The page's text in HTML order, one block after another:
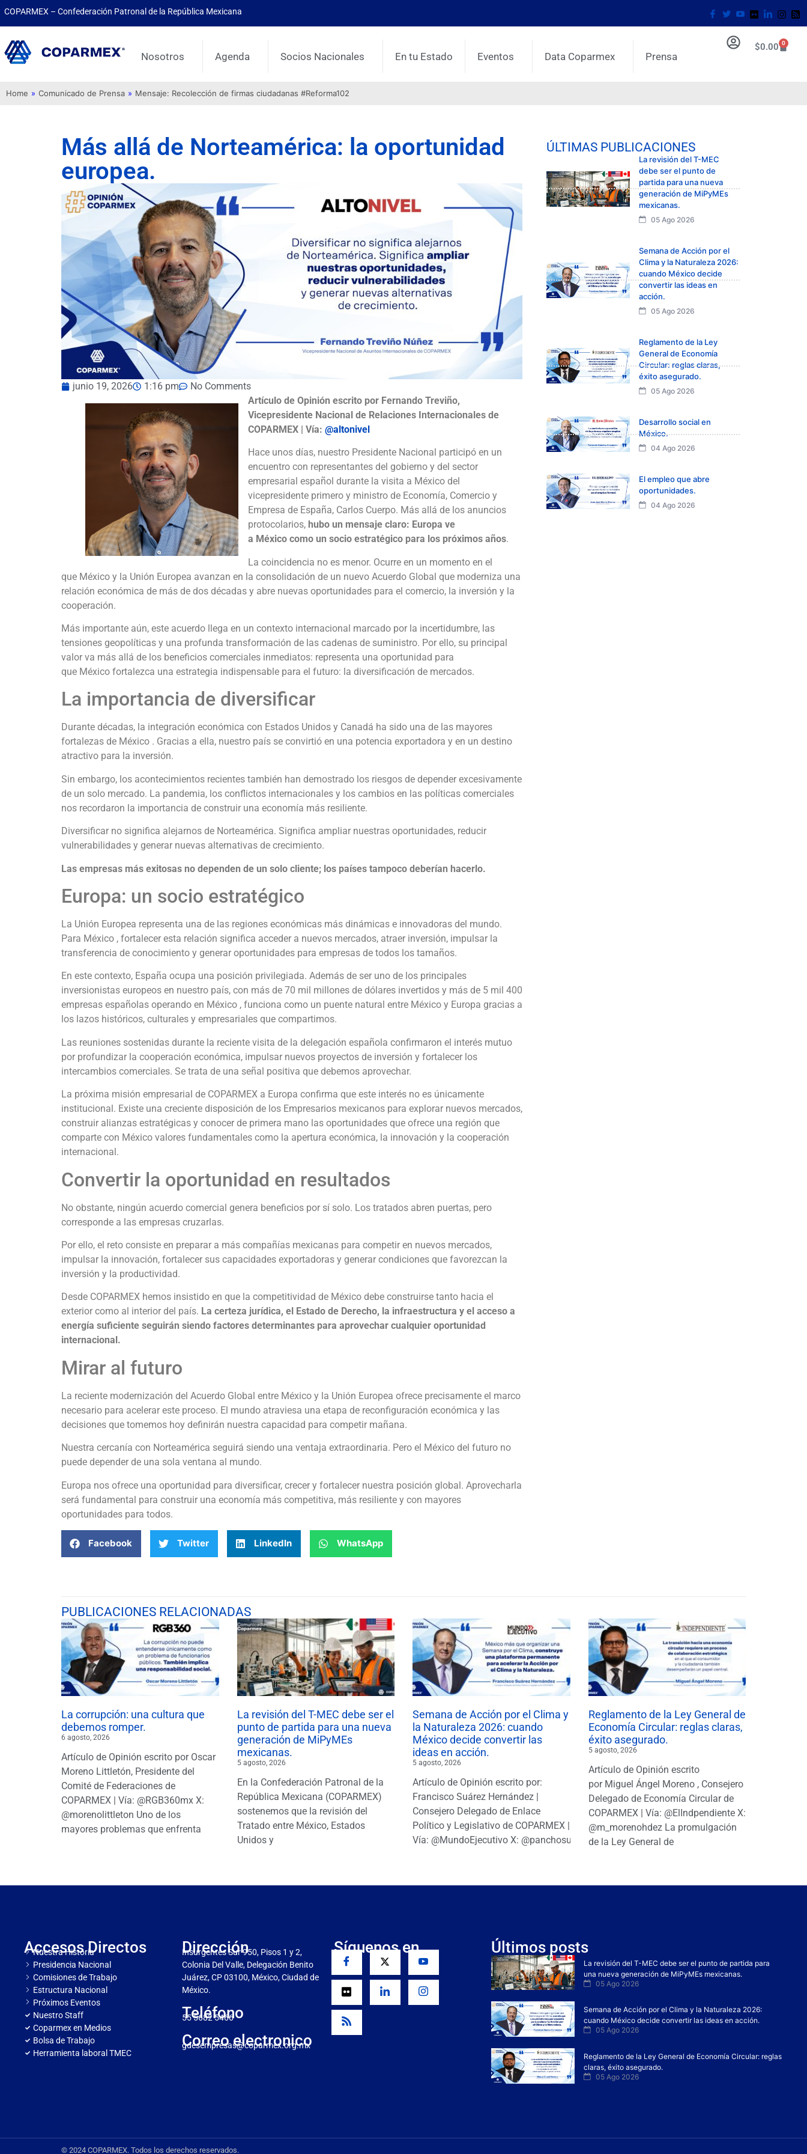
COPARMEX – Confederación Patronal de la República Mexicana
Nosotros Agenda Socios Nacionales En tu Estado Eventos Data Coparmex Prensa
$0.00 0
Home » Comunicado de Prensa » Mensaje: Recolección de firmas ciudadanas #Reforma102
Más allá de Norteamérica: la oportunidad
europea.
junio 19, 2026 1:16 pm
No Comments
Artículo de Opinión escrito por Fernando Treviño,
Vicepresidente Nacional de Relaciones Internacionales de
COPARMEX | Vía: @altonivel
Hace unos días, nuestro Presidente Nacional participó en un
encuentro con representantes del gobierno y del sector
empresarial español durante la visita a México del
vicepresidente primero y ministro de Economía, Comercio y
Empresa de España, Carlos Cuerpo. Más allá de los anuncios
protocolarios, hubo un mensaje claro: Europa ve
a México como un socio estratégico para los próximos años.
La coincidencia no es menor. Ocurre en un momento en el
que México y la Unión Europea avanzan en la consolidación de un nuevo Acuerdo Global que moderniza una
relación económica de más de dos décadas y abre nuevas oportunidades para el comercio, la inversión y la
cooperación.
Más importante aún, este acuerdo llega en un contexto internacional marcado por la incertidumbre, las
tensiones geopolíticas y una profunda transformación de las cadenas de suministro. Por ello, su principal
valor va más allá de los beneficios comerciales inmediatos: representa una oportunidad para
que México fortalezca una estrategia indispensable para el futuro: la diversificación de mercados.
La importancia de diversificar
Durante décadas, la integración económica con Estados Unidos y Canadá ha sido una de las mayores
fortalezas de México . Gracias a ella, nuestro país se convirtió en una potencia exportadora y en un destino
atractivo para la inversión.
Sin embargo, los acontecimientos recientes también han demostrado los riesgos de depender excesivamente
de un solo mercado. La pandemia, los conflictos internacionales y los cambios en las políticas comerciales
nos recordaron la importancia de construir una economía más resiliente.
Diversificar no significa alejarnos de Norteamérica. Significa ampliar nuestras oportunidades, reducir
vulnerabilidades y generar nuevas alternativas de crecimiento.
Las empresas más exitosas no dependen de un solo cliente; los países tampoco deberían hacerlo.
Europa: un socio estratégico
La Unión Europea representa una de las regiones económicas más dinámicas e innovadoras del mundo.
Para México , fortalecer esta relación significa acceder a nuevos mercados, atraer inversión, impulsar la
transferencia de conocimiento y generar oportunidades para empresas de todos los tamaños.
En este contexto, España ocupa una posición privilegiada. Además de ser uno de los principales
inversionistas europeos en nuestro país, con más de 70 mil millones de dólares invertidos y más de 5 mil 400
empresas españolas operando en México , funciona como un puente natural entre México y Europa gracias a
los lazos históricos, culturales y empresariales que compartimos.
Las reuniones sostenidas durante la reciente visita de la delegación española confirmaron el interés mutuo
por profundizar la cooperación económica, impulsar nuevos proyectos de inversión y fortalecer los
intercambios comerciales. Se trata de una señal positiva que debemos aprovechar.
La próxima misión empresarial de COPARMEX a Europa confirma que este interés no es únicamente
institucional. Existe una creciente disposición de los Empresarios mexicanos para explorar nuevos mercados,
construir alianzas estratégicas y conocer de primera mano las oportunidades que ofrece una región que
comparte con México valores fundamentales como la apertura económica, la innovación y la cooperación
internacional.
Convertir la oportunidad en resultados
No obstante, ningún acuerdo comercial genera beneficios por sí solo. Los tratados abren puertas, pero
corresponde a las empresas cruzarlas.
Por ello, el reto consiste en preparar a más compañías mexicanas para competir en nuevos mercados,
impulsar la innovación, fortalecer sus capacidades exportadoras y generar condiciones que favorezcan la
inversión y la productividad.
Desde COPARMEX hemos insistido en que la competitividad de México debe construirse tanto hacia el
exterior como al interior del país. La certeza jurídica, el Estado de Derecho, la infraestructura y el acceso a
energía suficiente seguirán siendo factores determinantes para aprovechar cualquier oportunidad
internacional.
Mirar al futuro
La reciente modernización del Acuerdo Global entre México y la Unión Europea ofrece precisamente el marco
necesario para acelerar este proceso. El mundo atraviesa una etapa de reconfiguración económica y las
decisiones que tomemos hoy definirán nuestra capacidad para competir mañana.
Nuestra cercanía con Norteamérica seguirá siendo una ventaja extraordinaria. Pero el México del futuro no
puede depender de una sola ventana al mundo.
Europa nos ofrece una oportunidad para diversificar, crecer y fortalecer nuestra posición global. Aprovecharla
será fundamental para construir una economía más competitiva, más resiliente y con mayores
oportunidades para todos.
Facebook Twitter LinkedIn WhatsApp
ÚLTIMAS PUBLICACIONES
La revisión del T-MEC
debe ser el punto de
partida para una nueva
generación de MiPyMEs
mexicanas.
05 Ago 2026
Semana de Acción por el
Clima y la Naturaleza 2026:
cuando México decide
convertir las ideas en
acción.
05 Ago 2026
Reglamento de la Ley
General de Economía
Circular: reglas claras,
éxito asegurado.
05 Ago 2026
Desarrollo social en
México.
04 Ago 2026
El empleo que abre
oportunidades.
04 Ago 2026
PUBLICACIONES RELACIONADAS
La corrupción: una cultura que
debemos romper.
6 agosto, 2026
Artículo de Opinión escrito por Oscar
Moreno Littletón, Presidente del
Comité de Federaciones de
COPARMEX | Vía: @RGB360mx X:
@morenolittleton Uno de los
mayores problemas que enfrenta
La revisión del T-MEC debe ser el
punto de partida para una nueva
generación de MiPyMEs
mexicanas.
5 agosto, 2026
En la Confederación Patronal de la
República Mexicana (COPARMEX)
sostenemos que la revisión del
Tratado entre México, Estados
Unidos y
Semana de Acción por el Clima y
la Naturaleza 2026: cuando
México decide convertir las
ideas en acción.
5 agosto, 2026
Artículo de Opinión escrito por:
Francisco Suárez Hernández |
Consejero Delegado de Enlace
Político y Legislativo de COPARMEX |
Vía: @MundoEjecutivo X: @panchosuarezh
Reglamento de la Ley General de
Economía Circular: reglas claras,
éxito asegurado.
5 agosto, 2026
Artículo de Opinión escrito
por Miguel Ángel Moreno , Consejero
Delegado de Economía Circular de
COPARMEX | Vía: @ElIndpendiente X:
@m_morenohdez La promulgación
de la Ley General de
Accesos Directos
Nuestra Historia
Presidencia Nacional
Comisiones de Trabajo
Estructura Nacional
Próximos Eventos
Nuestro Staff
Coparmex en Medios
Bolsa de Trabajo
Herramienta laboral TMEC
Dirección
Insurgentes Sur 950, Pisos 1 y 2,
Colonia Del Valle, Delegación Benito
Juárez, CP 03100, México, Ciudad de
México.
Teléfono
55 5682 5466
Correo electronico
gdesempresas@coparmex.org.mx
Síguenos en Últimos posts
La revisión del T-MEC debe ser el punto de partida para
una nueva generación de MiPyMEs mexicanas.
05 Ago 2026
Semana de Acción por el Clima y la Naturaleza 2026:
cuando México decide convertir las ideas en acción.
05 Ago 2026
Reglamento de la Ley General de Economía Circular: reglas
claras, éxito asegurado.
05 Ago 2026
© 2024 COPARMEX. Todos los derechos reservados.